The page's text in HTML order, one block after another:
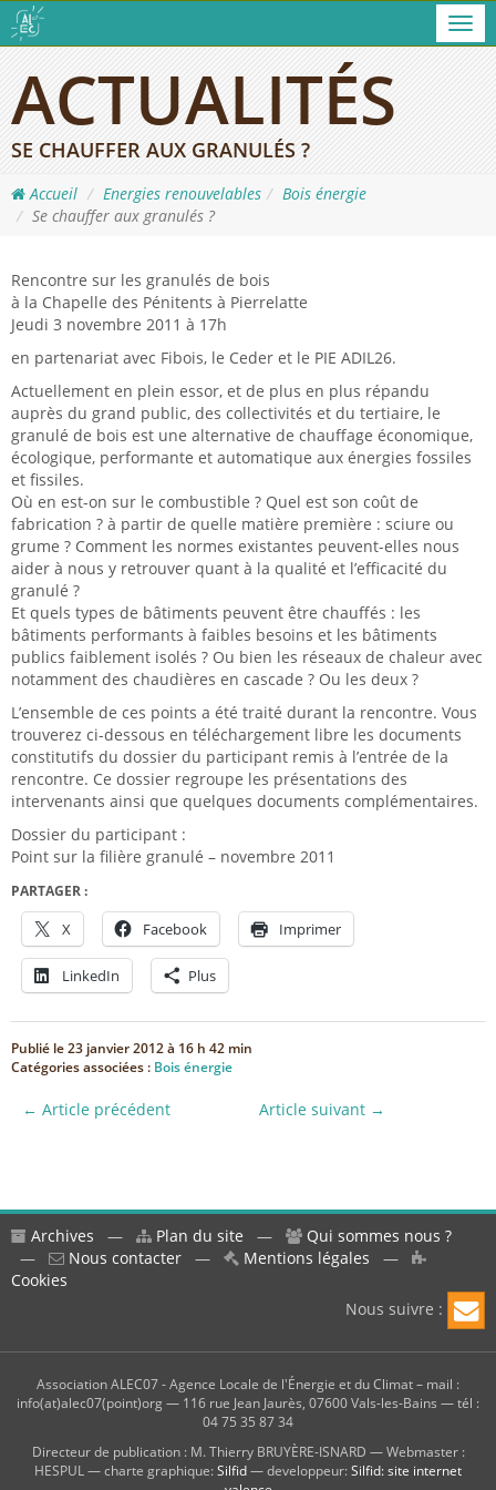
ACTUALITÉS
SE CHAUFFER AUX GRANULÉS ?
Accueil Energies renouvelables
Bois énergie
Se chauffer aux granulés ?
Rencontre sur les granulés de bois
à la Chapelle des Pénitents à Pierrelatte
Jeudi 3 novembre 2011 à 17h
en partenariat avec Fibois, le Ceder et le PIE ADIL26.
Actuellement en plein essor, et de plus en plus répandu
auprès du grand public, des collectivités et du tertiaire, le
granulé de bois est une alternative de chauffage économique,
écologique, performante et automatique aux énergies fossiles
et fissiles.
Où en est-on sur le combustible ? Quel est son coût de
fabrication ? à partir de quelle matière première : sciure ou
grume ? Comment les normes existantes peuvent-elles nous
aider à nous y retrouver quant à la qualité et l’efficacité du
granulé ?
Et quels types de bâtiments peuvent être chauffés : les
bâtiments performants à faibles besoins et les bâtiments
publics faiblement isolés ? Ou bien les réseaux de chaleur avec
notamment des chaudières en cascade ? Ou les deux ?
L’ensemble de ces points a été traité durant la rencontre. Vous
trouverez ci-dessous en téléchargement libre les documents
constitutifs du dossier du participant remis à l’entrée de la
rencontre. Ce dossier regroupe les présentations des
intervenants ainsi que quelques documents complémentaires.
Dossier du participant :
Point sur la filière granulé – novembre 2011
PARTAGER :
X Facebook Imprimer
LinkedIn Plus
Publié le23 janvier 2012 à 16 h 42 min
Catégories associées : Bois énergie
← Article précédent Article suivant →
Archives — Plan du site —
Qui sommes nous ?
—
Nous contacter — Mentions légales —
Cookies
Nous suivre :
Association ALEC07 - Agence Locale de l'Énergie et du Climat – mail :
info(at)alec07(point)org — 116 rue Jean Jaurès, 07600 Vals-les-Bains — tél :
04 75 35 87 34
Directeur de publication : M. Thierry BRUYÈRE-ISNARD — Webmaster :
HESPUL — charte graphique:Silfid— developpeur:Silfid: site internet